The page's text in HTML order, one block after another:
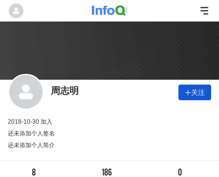
周志明 关注
2018-10-30 加入
还未添加个人签名
还未添加个人简介
8 186 0